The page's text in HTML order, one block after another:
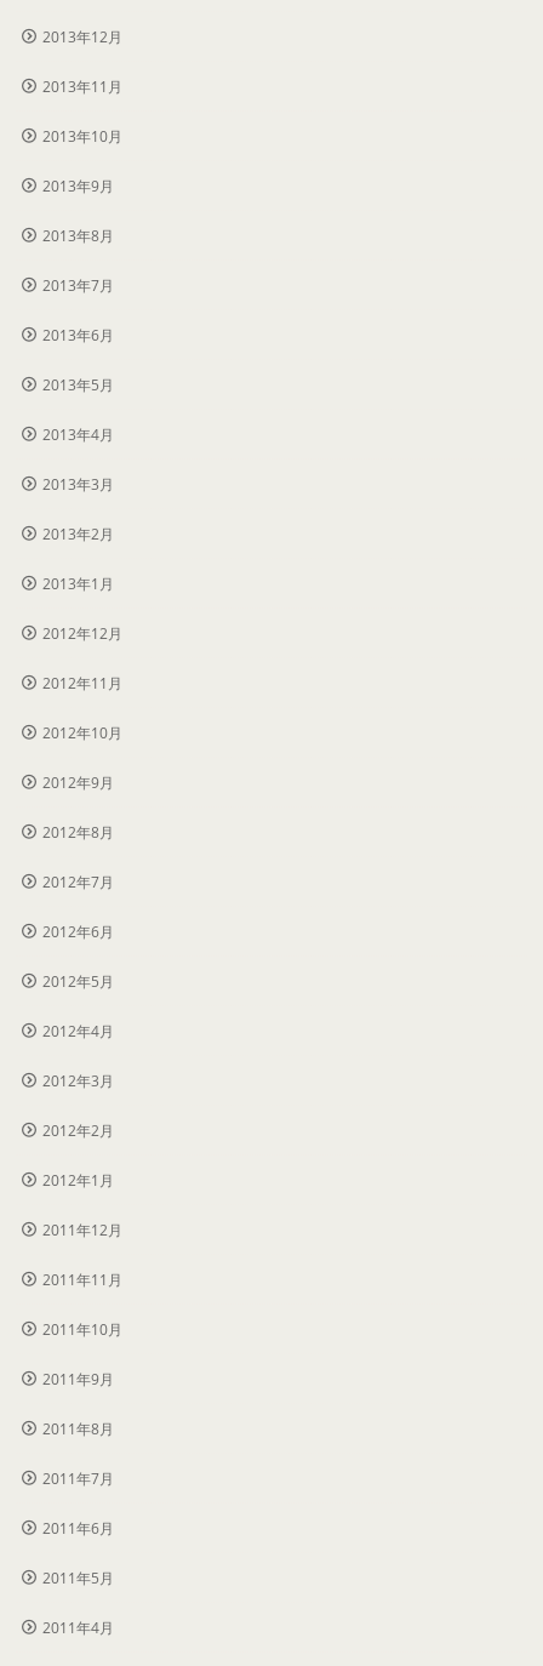
2013年12月
2013年11月
2013年10月
2013年9月
2013年8月
2013年7月
2013年6月
2013年5月
2013年4月
2013年3月
2013年2月
2013年1月
2012年12月
2012年11月
2012年10月
2012年9月
2012年8月
2012年7月
2012年6月
2012年5月
2012年4月
2012年3月
2012年2月
2012年1月
2011年12月
2011年11月
2011年10月
2011年9月
2011年8月
2011年7月
2011年6月
2011年5月
2011年4月